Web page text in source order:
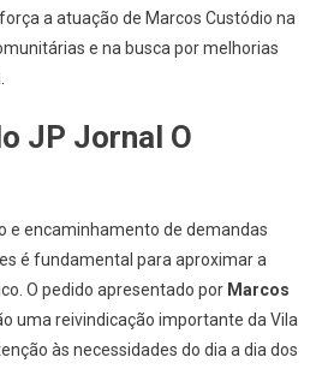
a atuação de Marcos Custódio na
e na busca por melhorias
JP Jornal O
e encaminhamento de demandas
é fundamental para aproximar a
O pedido apresentado por Marcos
uma reivindicação importante da Vila
às necessidades do dia a dia dos